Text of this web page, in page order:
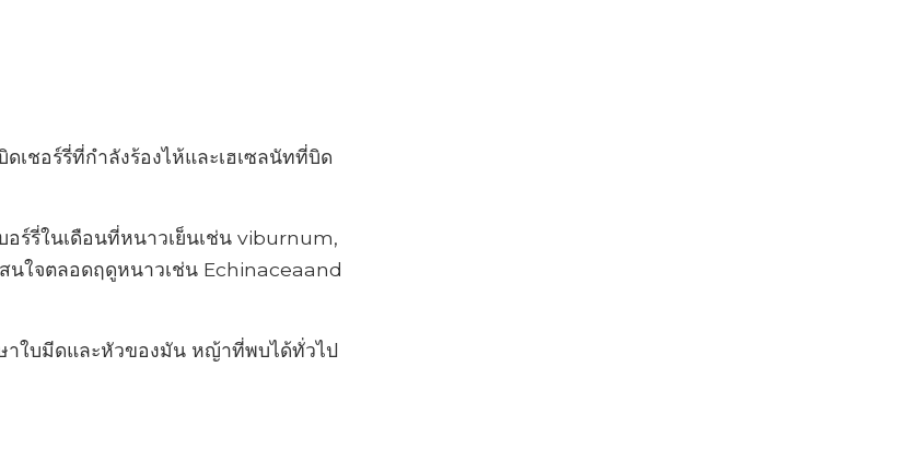
เชอร์รี่ที่กำลังร้องไห้และเฮเซลนัทที่บิด
ร์รี่ในเดือนที่หนาวเย็นเช่น viburnum,
ใจตลอดฤดูหนาวเช่น Echinaceaand
าใบมีดและหัวของมัน หญ้าที่พบได้ทั่วไป